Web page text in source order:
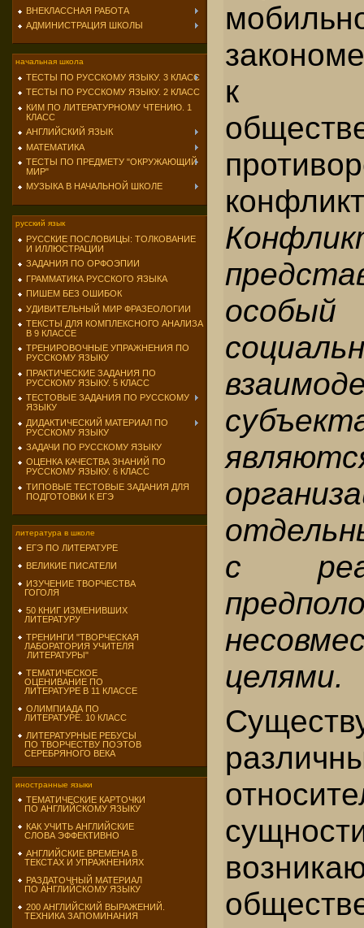
ВНЕКЛАССНАЯ РАБОТА
АДМИНИСТРАЦИЯ ШКОЛЫ
начальная школа
ТЕСТЫ ПО РУССКОМУ ЯЗЫКУ. 3 КЛАСС
ТЕСТЫ ПО РУССКОМУ ЯЗЫКУ. 2 КЛАСС
КИМ ПО ЛИТЕРАТУРНОМУ ЧТЕНИЮ. 1
КЛАСС
АНГЛИЙСКИЙ ЯЗЫК
МАТЕМАТИКА
ТЕСТЫ ПО ПРЕДМЕТУ "ОКРУЖАЮЩИЙ
МИР"
МУЗЫКА В НАЧАЛЬНОЙ ШКОЛЕ
русский язык
РУССКИЕ ПОСЛОВИЦЫ: ТОЛКОВАНИЕ
И ИЛЛЮСТРАЦИИ
ЗАДАНИЯ ПО ОРФОЭПИИ
ГРАММАТИКА РУССКОГО ЯЗЫКА
ПИШЕМ БЕЗ ОШИБОК
УДИВИТЕЛЬНЫЙ МИР ФРАЗЕОЛОГИИ
ТЕКСТЫ ДЛЯ КОМПЛЕКСНОГО АНАЛИЗА
В 9 КЛАССЕ
ТРЕНИРОВОЧНЫЕ УПРАЖНЕНИЯ ПО
РУССКОМУ ЯЗЫКУ
ПРАКТИЧЕСКИЕ ЗАДАНИЯ ПО
РУССКОМУ ЯЗЫКУ. 5 КЛАСС
ТЕСТОВЫЕ ЗАДАНИЯ ПО РУССКОМУ
ЯЗЫКУ
ДИДАКТИЧЕСКИЙ МАТЕРИАЛ ПО
РУССКОМУ ЯЗЫКУ
ЗАДАЧИ ПО РУССКОМУ ЯЗЫКУ
ОЦЕНКА КАЧЕСТВА ЗНАНИЙ ПО
РУССКОМУ ЯЗЫКУ. 6 КЛАСС
ТИПОВЫЕ ТЕСТОВЫЕ ЗАДАНИЯ ДЛЯ
ПОДГОТОВКИ К ЕГЭ
литература в школе
ЕГЭ ПО ЛИТЕРАТУРЕ
ВЕЛИКИЕ ПИСАТЕЛИ
ИЗУЧЕНИЕ ТВОРЧЕСТВА
ГОГОЛЯ
50 КНИГ ИЗМЕНИВШИХ
ЛИТЕРАТУРУ
ТРЕНИНГИ "ТВОРЧЕСКАЯ
ЛАБОРАТОРИЯ УЧИТЕЛЯ
ЛИТЕРАТУРЫ"
ТЕМАТИЧЕСКОЕ
ОЦЕНИВАНИЕ ПО
ЛИТЕРАТУРЕ В 11 КЛАССЕ
ОЛИМПИАДА ПО
ЛИТЕРАТУРЕ. 10 КЛАСС
ЛИТЕРАТУРНЫЕ РЕБУСЫ
ПО ТВОРЧЕСТВУ ПОЭТОВ
СЕРЕБРЯНОГО ВЕКА
иностранные языки
ТЕМАТИЧЕСКИЕ КАРТОЧКИ
ПО АНГЛИЙСКОМУ ЯЗЫКУ
КАК УЧИТЬ АНГЛИЙСКИЕ
СЛОВА ЭФФЕКТИВНО
АНГЛИЙСКИЕ ВРЕМЕНА В
ТЕКСТАХ И УПРАЖНЕНИЯХ
РАЗДАТОЧНЫЙ МАТЕРИАЛ
ПО АНГЛИЙСКОМУ ЯЗЫКУ
200 АНГЛИЙСКИЙ ВЫРАЖЕНИЙ.
ТЕХНИКА ЗАПОМИНАНИЯ
к
с
целями.